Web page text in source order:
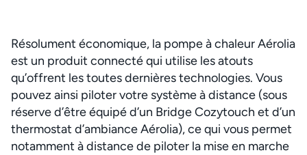
Résolument économique, la pompe à chaleur Aérolia
est un produit connecté qui utilise les atouts
qu’offrent les toutes dernières technologies. Vous
pouvez ainsi piloter votre système à distance (sous
réserve d’être équipé d’un Bridge Cozytouch et d’un
thermostat d’ambiance Aérolia), ce qui vous permet
notamment à distance de piloter la mise en marche